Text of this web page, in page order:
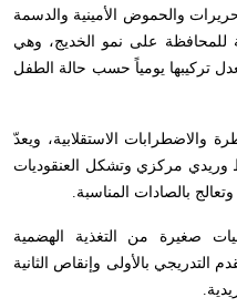
والحموض الأمينية والدسمة
للمحافظة على نمو الخديج، وهي
تركيبها يومياً حسب حالة الطفل
والاضطرابات الاستقلابية، ويعدّ
وريدي مركزي وتشكل العنقوديات
بالصادات المناسبة.
صغيرة من التغذية الهضمية
التدريجي بالأولى وإنقاص الثانية